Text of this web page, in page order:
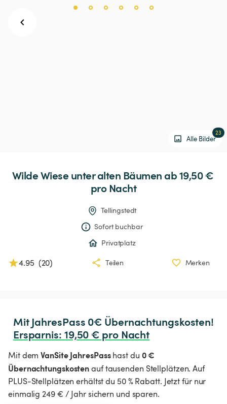
Alle Bilder
23
WildeWiese unteralten Bäumen ab 19,50 €
pro Nacht
Tellingstedt
Sofort buchbar
Privatplatz
4.95 (20) Teilen Merken
Ersparnis: 19,50 € pro Nacht
Mit demVanSite JahresPasshast du 0 €
Übernachtungskostenauf tausenden Stellplätzen. Auf
PLUS-Stellplätzen erhältst du 50 % Rabatt. Jetzt für nur
einmalig 249 € / Jahr sichern und sparen.